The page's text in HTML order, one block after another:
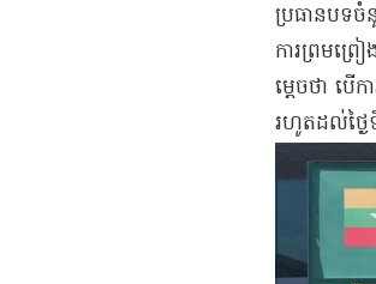
ប្រធានបទ​ចំ
ការព្រមព្
ម្តេច​ថា ប
រហូតដល់​ថ្ងៃ